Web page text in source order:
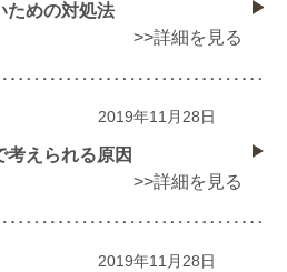
ための対処法
>>詳細を見る
2019年11月28日
えられる原因
>>詳細を見る
2019年11月28日